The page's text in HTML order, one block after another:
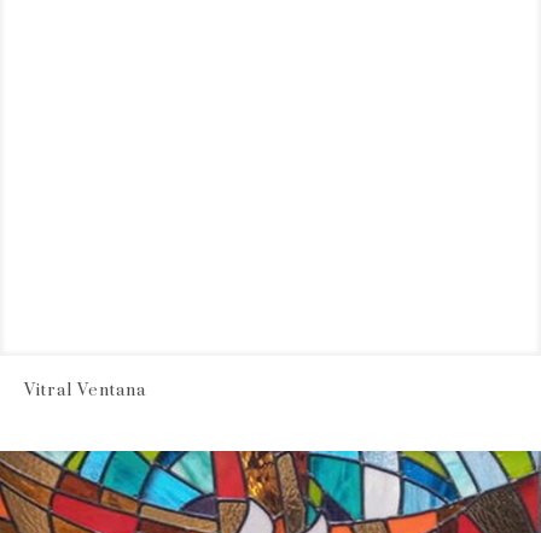
Vitral Ventana